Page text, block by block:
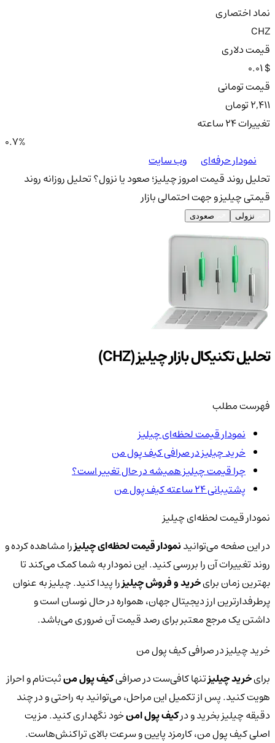
نماد اختصاری
CHZ
قیمت دلاری
0.01 $
قیمت تومانی
2,411 تومان
تغییرات ۲۴ ساعته
0.7%
نمودار حرفه‌ای
وب سایت
تحلیل روند قیمت امروز چیلیز؛ صعود یا نزول؟تحلیل روزانه روند
قیمتی چیلیز و جهت احتمالی بازار
نزولی صعودی
تحلیل تکنیکال بازار چیلیز (CHZ)
فهرست مطلب
نمودار قیمت لحظه‌ای چیلیز
خرید چیلیز در صرافی کیف پول من
چرا قیمت چیلیز همیشه در حال تغییر است؟
پشتیبانی ۲۴ ساعته کیف پول من
نمودار قیمت لحظه‌ای چیلیز
در این صفحه می‌توانیدنمودار قیمت لحظه‌ای چیلیزرا مشاهده کرده و
روند تغییرات آن را بررسی کنید. این نمودار به شما کمک می‌کند تا
بهترین زمان برایخرید و فروش چیلیزرا پیدا کنید. چیلیز به عنوان
پرطرفدارترین ارز دیجیتال جهان، همواره در حال نوسان است و
داشتن یک مرجع معتبر برای رصد قیمت آن ضروری می‌باشد.
خرید چیلیز در صرافی کیف پول من
برایخرید چیلیزتنها کافی‌ست در صرافیکیف پول منثبت‌نام و احراز
هویت کنید. پس از تکمیل این مراحل، می‌توانید به راحتی و در چند
دقیقه چیلیز بخرید و درکیف پول امنخود نگهداری کنید. مزیت
اصلی کیف پول من، کارمزد پایین و سرعت بالای تراکنش‌هاست.